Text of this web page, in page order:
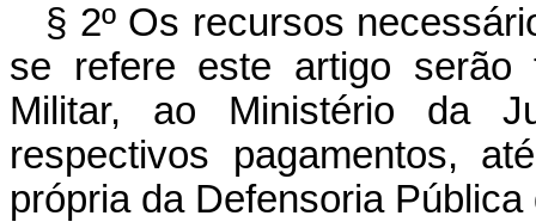
§ 2º Os recursos
se refere este artigo serão
Militar, ao Ministério da
respectivos pagamentos,
própria da Defensoria Pública